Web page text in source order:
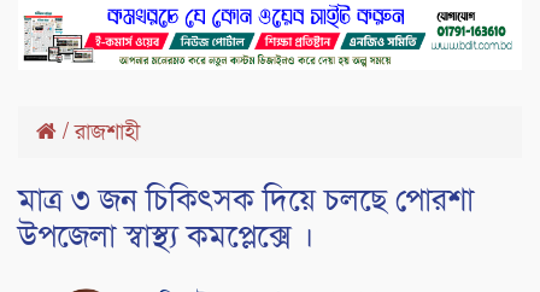
/রাজশাহী
মাত্র ৩ জন চিকিৎসক দিয়ে চলছে পোরশা
উপজেলা স্বাস্থ্য কমপ্লেক্সে ।